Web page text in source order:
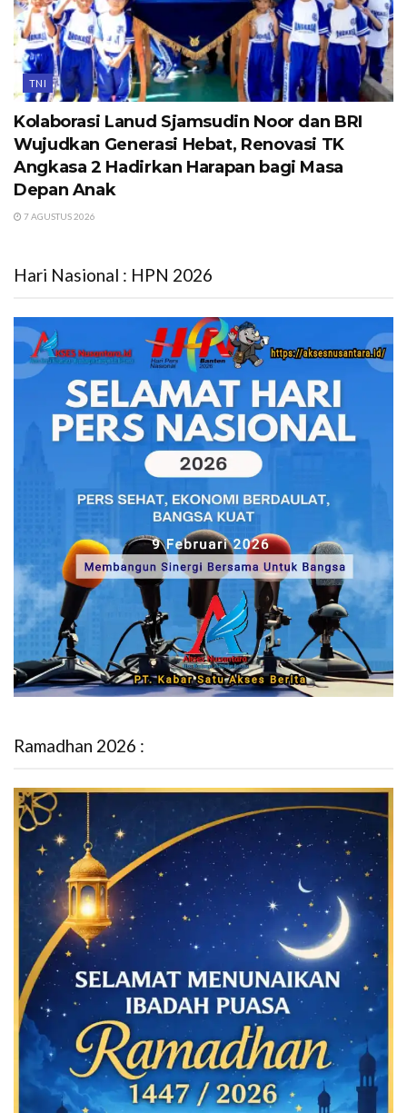
TNI
Kolaborasi Lanud Sjamsudin Noor dan BRI
Wujudkan Generasi Hebat, Renovasi TK
Angkasa 2 Hadirkan Harapan bagi Masa
Depan Anak
7 AGUSTUS 2026
Hari Nasional : HPN 2026
Ramadhan 2026 :